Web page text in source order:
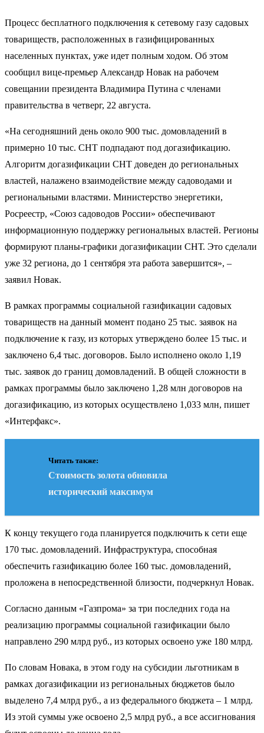
Процесс бесплатного подключения к сетевому газу садовых
товариществ, расположенных в газифицированных
населенных пунктах, уже идет полным ходом. Об этом
сообщил вице-премьер Александр Новак на рабочем
совещании президента Владимира Путина с членами
правительства в четверг, 22 августа.
«На сегодняшний день около 900 тыс. домовладений в
примерно 10 тыс. СНТ подпадают под догазификацию.
Алгоритм догазификации СНТ доведен до региональных
властей, налажено взаимодействие между садоводами и
региональными властями. Министерство энергетики,
Росреестр, «Союз садоводов России» обеспечивают
информационную поддержку региональных властей. Регионы
формируют планы-графики догазификации СНТ. Это сделали
уже 32 региона, до 1 сентября эта работа завершится», –
заявил Новак.
В рамках программы социальной газификации садовых
товариществ на данный момент подано 25 тыс. заявок на
подключение к газу, из которых утверждено более 15 тыс. и
заключено 6,4 тыс. договоров. Было исполнено около 1,19
тыс. заявок до границ домовладений. В общей сложности в
рамках программы было заключено 1,28 млн договоров на
догазификацию, из которых осуществлено 1,033 млн, пишет
«Интерфакс».
Читать также:
Стоимость золота обновила
исторический максимум
К концу текущего года планируется подключить к сети еще
170 тыс. домовладений. Инфраструктура, способная
обеспечить газификацию более 160 тыс. домовладений,
проложена в непосредственной близости, подчеркнул Новак.
Согласно данным «Газпрома» за три последних года на
реализацию программы социальной газификации было
направлено 290 млрд руб., из которых освоено уже 180 млрд.
По словам Новака, в этом году на субсидии льготникам в
рамках догазификации из региональных бюджетов было
выделено 7,4 млрд руб., а из федерального бюджета – 1 млрд.
Из этой суммы уже освоено 2,5 млрд руб., а все ассигнования